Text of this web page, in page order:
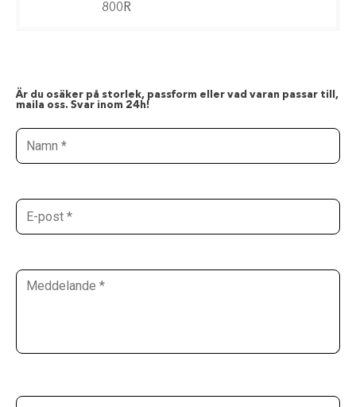
800R
Är du osäker på storlek, passform eller vad varan passar till,
maila oss. Svar inom 24h!